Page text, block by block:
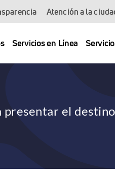
Atención a la
Servicios en Línea
el